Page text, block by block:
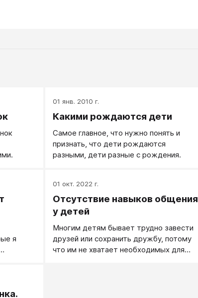
01 янв. 2010 г.
Какими рождаются дети
Самое главное, что нужно понять и
признать, что дети рождаются
разными, дети разные с рождения.
я
может
так.
01 окт. 2022 г.
Отсутствие навыков общения
у детей
Многим детям бывает трудно завести
друзей или сохранить дружбу, потому
что им не хватает необходимых для